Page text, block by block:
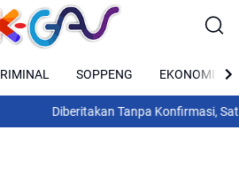
SOPPENG EKONOMI
Diberitakan Tanpa Konfirmasi,